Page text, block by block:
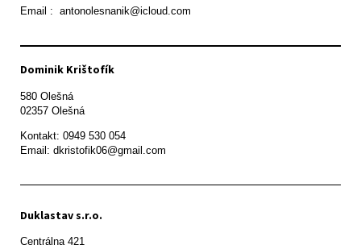
Email :  antonolesnanik@icloud.com
Dominik Krištofík
580 Olešná
Kontakt: 0949 530 054
Email: dkristofik06@gmail.com
Duklastav s.r.o.
Centrálna 421